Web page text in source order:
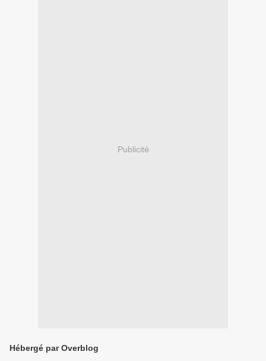
Publicité
Hébergé par Overblog